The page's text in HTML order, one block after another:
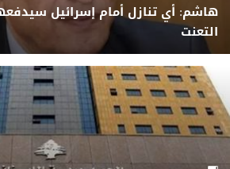
هاشم: أي تنازل أمام إسرائيل
التعنت